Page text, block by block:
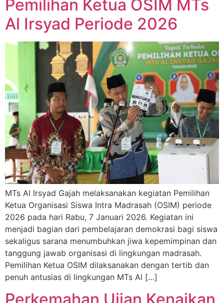
Pemilihan Ketua OSIM MTs
Al Irsyad Periode 2026
MTs Al Irsyad Gajah melaksanakan kegiatan Pemilihan
Ketua Organisasi Siswa Intra Madrasah (OSIM) periode
2026 pada hari Rabu, 7 Januari 2026. Kegiatan ini
menjadi bagian dari pembelajaran demokrasi bagi siswa
sekaligus sarana menumbuhkan jiwa kepemimpinan dan
tanggung jawab organisasi di lingkungan madrasah.
Pemilihan Ketua OSIM dilaksanakan dengan tertib dan
penuh antusias di lingkungan MTs Al […]